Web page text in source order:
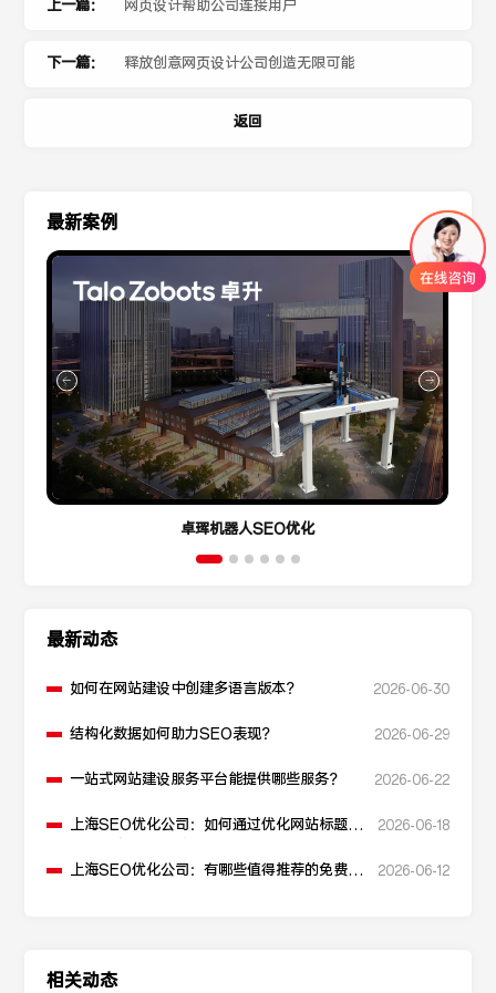
上一篇： 网页设计帮助公司连接用户
下一篇： 释放创意网页设计公司创造无限可能
返回
最新案例
卓珲机器人SEO优化
最新动态
如何在网站建设中创建多语言版本？ 2026-06-30
结构化数据如何助力SEO表现？ 2026-06-29
一站式网站建设服务平台能提供哪些服务？ 2026-06-22
上海SEO优化公司：如何通过优化网站标题提
2026-06-18
上海SEO优化公司：有哪些值得推荐的免费
2026-06-12
相关动态